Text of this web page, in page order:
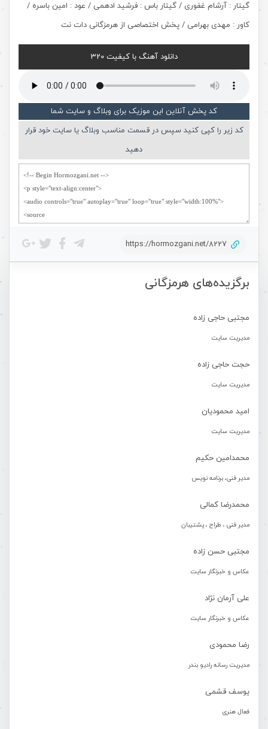
برگزیده‌های هرمزگانی
مجتبی حاجی زاده
مدیریت سایت
حجت حاجی زاده
مدیریت سایت
امید محمودیان
مدیریت سایت
محمدامین حکیم
مدیر فنی، برنامه نویس
محمدرضا کمالی
مدیر فنی ، طراح ، پشتیبان
مجتبی حسن زاده
عکاس و خبرنگار سایت
علی آرمان نژاد
عکاس و خبرنگار سایت
رضا محمودی
مدیریت رسانه رادیو بندر
یوسف قشمی
فعال هنری
گیتار : آرشام غفوری / گیتار باس : فرشید ادهمی / عود : امین باسره /
کاور : مهدی بهرامی / پخش اختصاصی از هرمزگانی دات نت
دانلود آهنگ با کیفیت 320
کد پخش آنلاین این موزیک برای وبلاگ و سایت شما
کد زیر را کپی کنید سپس در قسمت مناسب وبلاگ یا سایت خود قرار
دهید
https://hormozgani.net/8227